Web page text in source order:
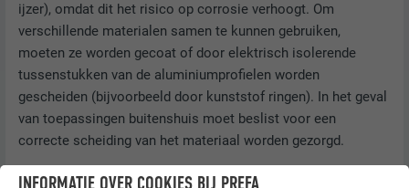
ijzer), omdat dit het risico op corrosie verhoogt. Om
verschillende materialen samen te kunnen gebruiken,
moeten ze worden gecoat of door elektrisch isolerende
tussenstukken van de aluminiumprofielen worden
gescheiden (bijvoorbeeld door kunststof ringen). In het geval
van toepassingen buitenshuis moet beslist voor een
correcte scheiding van het materiaal worden gezorgd.
Siding, Siding.X en Siding geperforeerd moeten worden